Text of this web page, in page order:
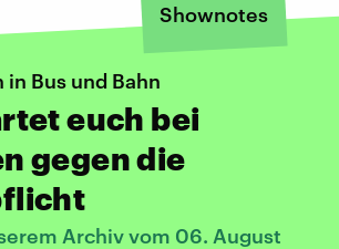
Shownotes
Bus und Bahn
euch bei
gegen die
Archiv vom 06. August